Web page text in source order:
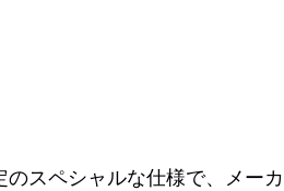
スペシャルな仕様で、メー